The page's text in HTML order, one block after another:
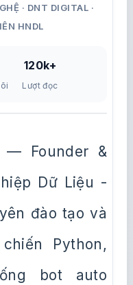
· DNT DIGITAL ·
HNDL
120k+
Lượt đọc
— Founder &
Dữ Liệu -
đào tạo và
Python,
bot auto